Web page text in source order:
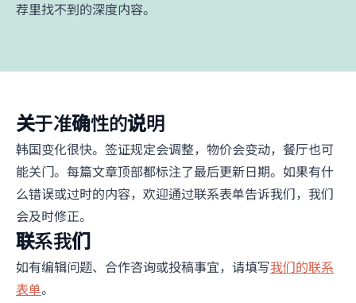
荐里找不到的深度内容。
关于准确性的说明
韩国变化很快。签证规定会调整，物价会变动，餐厅也可
能关门。每篇文章顶部都标注了最后更新日期。如果有什
么错误或过时的内容，欢迎通过联系表单告诉我们，我们
会及时修正。
联系我们
如有编辑问题、合作咨询或投稿事宜，请填写我们的联系
表单。